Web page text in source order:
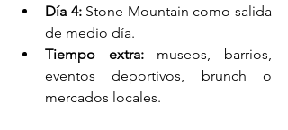
Día 4: Stone Mountain como salida
de medio día.
Tiempo extra: museos, barrios,
eventos deportivos, brunch o
mercados locales.